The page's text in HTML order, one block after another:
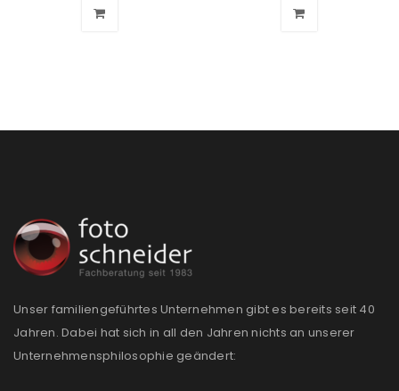
Unser familiengeführtes Unternehmen gibt es bereits seit 40
Jahren. Dabei hat sich in all den Jahren nichts an unserer
Unternehmensphilosophie geändert: